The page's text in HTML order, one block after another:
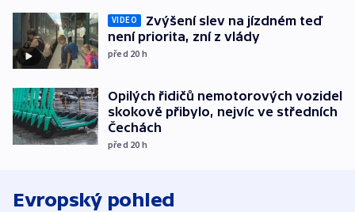
VIDEO
Zvýšení slev na jízdném teď
není priorita, zní z vlády
před 20 h
Opilých řidičů nemotorových vozidel
skokově přibylo, nejvíc ve středních
Čechách
před 20 h
Evropský pohled